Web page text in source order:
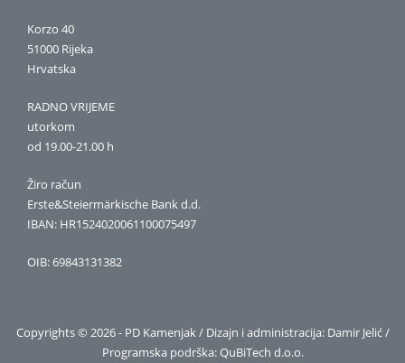
Korzo 40
51000 Rijeka
Hrvatska
RADNO VRIJEME
utorkom
od 19.00-21.00 h
Žiro račun
Erste&Steiermärkische Bank d.d.
IBAN: HR1524020061100075497
OIB: 69843131382
Copyrights © 2026 - PD Kamenjak / Dizajn i administracija: Damir Jelić /
Programska podrška:QuBiTech d.o.o.